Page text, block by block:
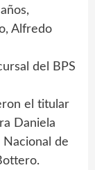
Alfredo
del BPS
el titular
Daniela
de